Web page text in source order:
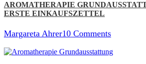
AROMATHERAPIE
ERSTE EINKAUFSZETTEL
Margareta Ahrer10 Comments